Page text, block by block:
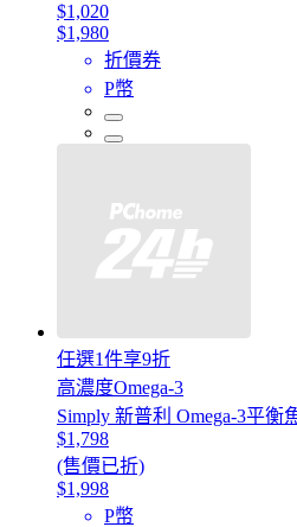
$1,020
$1,980
折價券
P幣
任選1件享9折
高濃度Omega-3
Simply 新普利 Omega-3平衡
$1,798
(售價已折)
$1,998
P幣